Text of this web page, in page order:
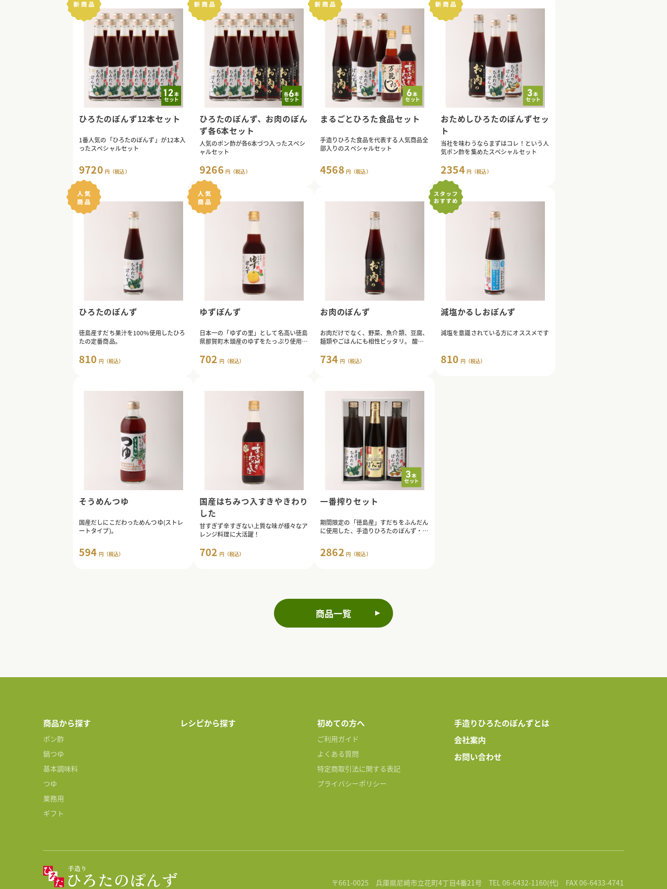
ひろたのぽんず12本セット
1番人気の「ひろたのぽんず」が12本入
ったスペシャルセット
9720 円（税込）
ひろたのぽんず、お肉のぽん
ず各6本セット
人気のポン酢が各6本づつ入ったスペシ
ャルセット
9266 円（税込）
まるごとひろた食品セット
手造りひろた食品を代表する人気商品全
部入りのスペシャルセット
4568 円（税込）
おためしひろたのぽんずセッ
ト
当社を味わうならまずはコレ！という人
気ポン酢を集めたスペシャルセット
2354 円（税込）
ひろたのぽんず
徳島産すだち果汁を100%使用したひろ
たの定番商品。
810 円（税込）
ゆずぽんず
日本一の「ゆずの里」として名高い徳島
県那賀町木頭産のゆずをたっぷり使用し
702 円（税込）
お肉のぽんず
お肉だけでなく、野菜、魚介類、豆腐、
麺類やごはんにも相性ピッタリ。 酸味
734 円（税込）
減塩かるしおぽんず
減塩を意識されている方にオススメです
810 円（税込）
そうめんつゆ
国産だしにこだわっためんつゆ(ストレ
ートタイプ)。
594 円（税込）
国産はちみつ入すきやきわり
した
甘すぎず辛すぎない上質な味が様々なア
レンジ料理に大活躍！
702 円（税込）
一番搾りセット
期間限定の「徳島産」すだちをふんだん
に使用した、手造りひろたのぽんず・一
2862 円（税込）
商品一覧
商品から探す
ポン酢
鍋つゆ
基本調味料
つゆ
業務用
ギフト
レシピから探す 初めての方へ
ご利用ガイド
よくある質問
特定商取引法に関する表記
プライバシーポリシー
手造りひろたのぽんずとは
会社案内
お問い合わせ
〒661-0025 兵庫県尼崎市立花町4丁目4番21号 TEL 06-6432-1160(代) FAX 06-6433-4741